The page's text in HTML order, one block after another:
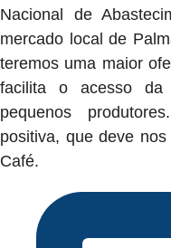
Nacional de
mercado local de
teremos uma maior
facilita o acesso da
pequenos
positiva, que deve
Café.